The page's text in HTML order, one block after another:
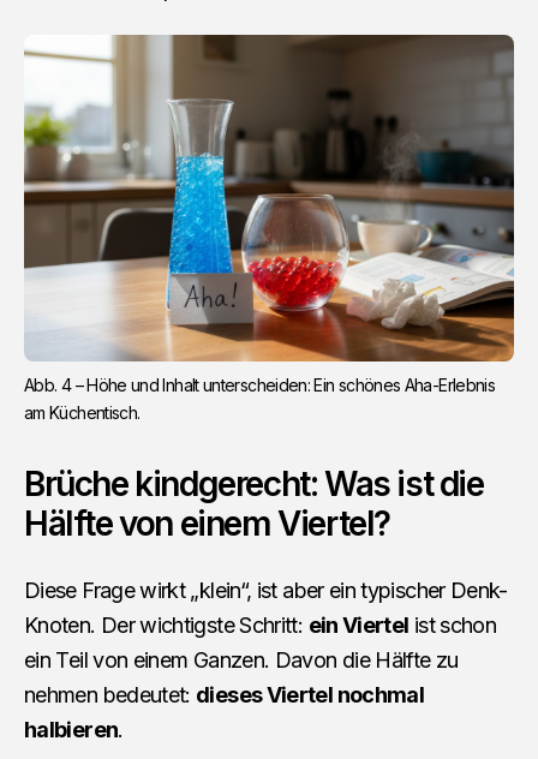
Abb. 4 – Höhe und Inhalt unterscheiden: Ein schönes Aha-Erlebnis
am Küchentisch.
Brüche kindgerecht: Was ist die
Hälfte von einem Viertel?
Diese Frage wirkt „klein“, ist aber ein typischer Denk-
Knoten. Der wichtigste Schritt: ein Viertel ist schon
ein Teil von einem Ganzen. Davon die Hälfte zu
nehmen bedeutet: dieses Viertel nochmal
halbieren.